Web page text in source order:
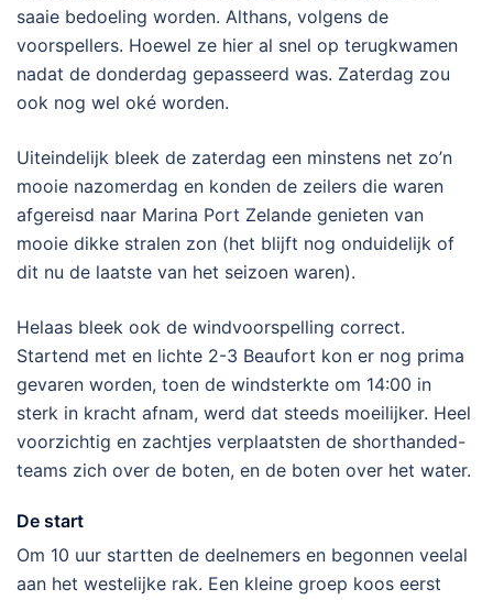
saaie bedoeling worden. Althans, volgens de
voorspellers. Hoewel ze hier al snel op terugkwamen
nadat de donderdag gepasseerd was. Zaterdag zou
ook nog wel oké worden.
Uiteindelijk bleek de zaterdag een minstens net zo’n
mooie nazomerdag en konden de zeilers die waren
afgereisd naar Marina Port Zelande genieten van
mooie dikke stralen zon (het blijft nog onduidelijk of
dit nu de laatste van het seizoen waren).
Helaas bleek ook de windvoorspelling correct.
Startend met en lichte 2-3 Beaufort kon er nog prima
gevaren worden, toen de windsterkte om 14:00 in
sterk in kracht afnam, werd dat steeds moeilijker. Heel
voorzichtig en zachtjes verplaatsten de shorthanded-
teams zich over de boten, en de boten over het water.
De start
Om 10 uur startten de deelnemers en begonnen veelal
aan het westelijke rak. Een kleine groep koos eerst